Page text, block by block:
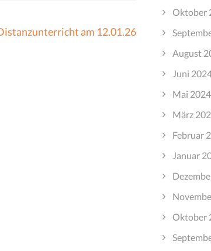
am 12.01.26
Oktober
August
Juni
Mai 2024
März
Februar
Januar
Oktober